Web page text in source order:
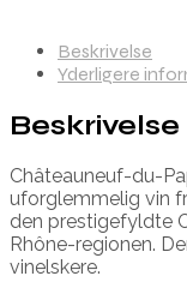
Beskrivelse
Yderligere
Beskrivelse
Châteauneuf-du-
uforglemmelig vin
den prestigefyldte
Rhône-regionen.
vinelskere.